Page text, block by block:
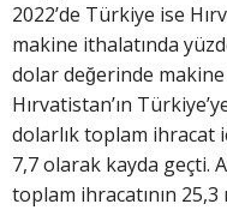
2022’de Türkiye ise
makine ithalatında
dolar değerinde makine
Hırvatistan’ın
dolarlık toplam ihracat
7,7 olarak kayda geçti.
toplam ihracatının